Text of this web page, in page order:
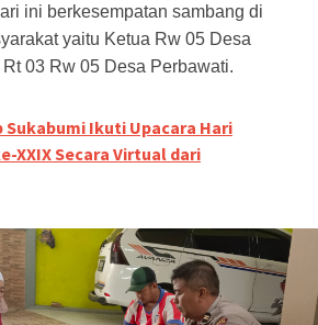
ini berkesempatan sambang di
yaitu Ketua Rw 05 Desa
03 Rw 05 Desa Perbawati.
Sukabumi Ikuti Upacara Hari
XXIX Secara Virtual dari